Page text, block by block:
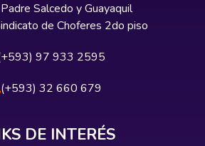
Salcedo y Guayaquil
de Choferes 2do piso
97 933 2595
(+593) 32 660 679
DE INTERÉS